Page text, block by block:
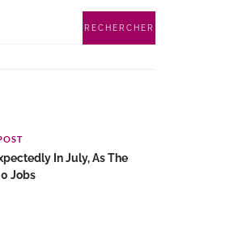
In July, As The
Jobs